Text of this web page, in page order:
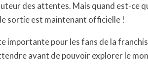
des attentes. Mais quand est-ce
sortie est maintenant officielle !
importante pour les fans de la
avant de pouvoir explorer le